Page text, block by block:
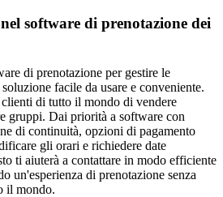
software di prenotazione dei
di prenotazione per gestire le
facile da usare e conveniente.
di tutto il mondo di vendere
gruppi. Dai priorità a software con
di continuità, opzioni di pagamento
gli orari e richiedere date
ti aiuterà a contattare in modo efficiente
un'esperienza di prenotazione senza
il mondo.